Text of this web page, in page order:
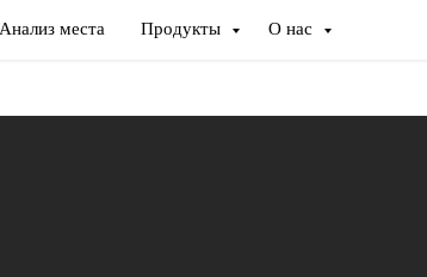
Анализ места Продукты О нас